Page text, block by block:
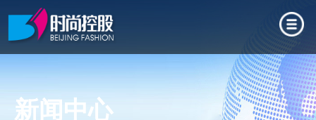
新闻中心